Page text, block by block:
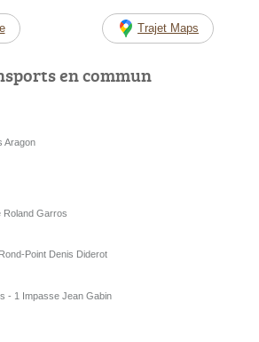
Trajet Maps
en commun
Aragon
Roland Garros
Point Denis Diderot
- 1 Impasse Jean Gabin